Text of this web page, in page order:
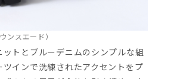
ンスエード）
ットとブルーデニムのシンプルな組
ツインで洗練されたアクセントをプ